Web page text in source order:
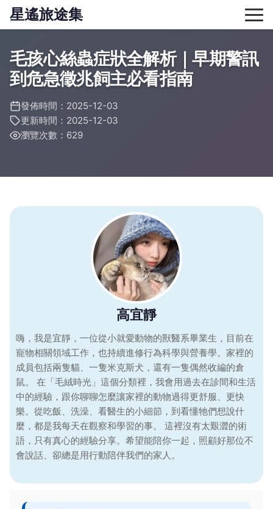
星遙旅途集
毛孩心絲蟲症狀全解析｜早期警訊
到危急徵兆飼主必看指南
發佈時間：2025-12-03
更新時間：2025-12-03
瀏覽次數：629
高宜靜
嗨，我是宜靜，一位從小就愛動物的獸醫系畢業生，目前在
寵物相關領域工作，也持續進修行為科學與營養學。家裡的
成員包括兩隻貓、一隻米克斯犬，還有一隻偶然收編的倉
鼠。 在「毛絨時光」這個分類裡，我會用過去在診間和生活
中的經驗，跟你聊聊怎麼讓家裡的動物過得更舒服、更快
樂。從吃飯、洗澡、看醫生的小細節，到看懂牠們想說什
麼，都是我每天在觀察和學習的事。 這裡沒有太艱澀的術
語，只有真心的經驗分享。希望能陪你一起，照顧好那位不
會說話、卻總是用行動陪伴我們的家人。